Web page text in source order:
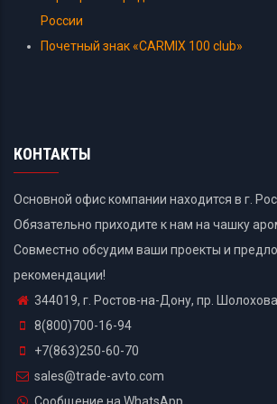
России
Почетный знак «CARMIX 100 club»
КОНТАКТЫ
Основной офис компании находится в г.
Обязательно приходите к нам на чашку
Совместно обсудим ваши проекты и
рекомендации!
344019, г. Ростов-на-Дону, пр.
8(800)700-16-94
+7(863)250-60-70
sales@trade-avto.com